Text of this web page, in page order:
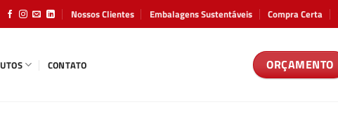
Nossos Clientes Embalagens Sustentáveis Compra Certa
CONTATO ORÇAMENTO